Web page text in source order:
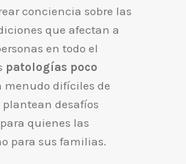
conciencia sobre las
que afectan a
en todo el
patologías poco
menudo difíciles de
desafíos
quienes las
para sus familias.